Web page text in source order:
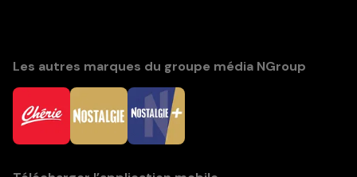
Les autres marques du groupe média NGroup